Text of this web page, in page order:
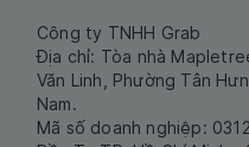
Công ty TNHH Grab
Địa chỉ: Tòa nhà
Văn Linh, Phường Tân
Nam.
Mã số doanh nghiệp: